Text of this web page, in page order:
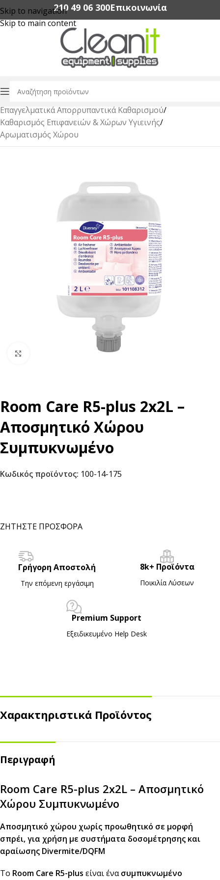
Skip to navigation
Skip to main content
210 49 06 300‬Επικοινωνία
Αρχική σελίδα/
Επαγγελματικά Απορρυπαντικά Καθαρισμού/
Καθαρισμός Επιφανειών & Χώρων Υγιεινής/
Αρωματισμός Χώρου
Room Care R5-plus 2x2L –
Αποσμητικό Χώρου
Συμπυκνωμένο
Κωδικός προϊόντος: 100-14-175
ΖΗΤΗΣΤΕ ΠΡΟΣΦΟΡΑ
Γρήγορη Αποστολή
Την επόμενη εργάσιμη
8k+ Προϊόντα
Ποικιλία Λύσεων
Premium Support
Εξειδικευμένο Ηelp Desk
Χαρακτηριστικά Προϊόντος
Περιγραφή
Room Care R5-plus 2x2L – Αποσμητικό
Χώρου Συμπυκνωμένο
Αποσμητικό χώρου χωρίς προωθητικό σε μορφή
σπρέι, για χρήση με συστήματα δοσομέτρησης και
αραίωσης Divermite/DQFM
Το Room Care R5-plus είναι ένασυμπυκνωμένο